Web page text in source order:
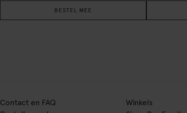
BESTEL MEE
Contact en FAQ
Winkels